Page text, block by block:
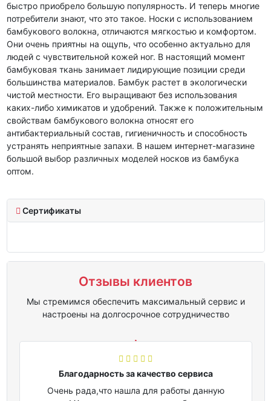
быстро приобрело большую популярность. И теперь многие
потребители знают, что это такое. Носки с использованием
бамбукового волокна, отличаются мягкостью и комфортом.
Они очень приятны на ощупь, что особенно актуально для
людей с чувствительной кожей ног. В настоящий момент
бамбуковая ткань занимает лидирующие позиции среди
большинства материалов. Бамбук растет в экологически
чистой местности. Его выращивают без использования
каких-либо химикатов и удобрений. Также к положительным
свойствам бамбукового волокна относят его
антибактериальный состав, гигиеничность и способность
устранять неприятные запахи. В нашем интернет-магазине
большой выбор различных моделей носков из бамбука
оптом.
Сертификаты
Отзывы клиентов
Мы стремимся обеспечить максимальный сервис и
настроены на долгосрочное сотрудничество
Благодарность за качество сервиса
Очень рада,что нашла для работы данную